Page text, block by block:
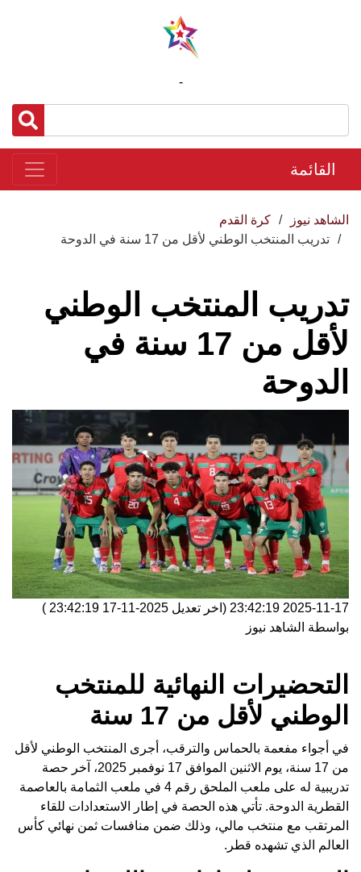
-
القائمة
الشاهد نيوز
كرة القدم
تدريب المنتخب الوطني لأقل من 17 سنة في الدوحة
تدريب المنتخب الوطني
لأقل من 17 سنة في
الدوحة
2025-11-17 23:42:19 (اخر تعديل 2025-11-17 23:42:19
)
بواسطة الشاهد نيوز
التحضيرات النهائية للمنتخب
الوطني لأقل من 17 سنة
في أجواء مفعمة بالحماس والترقب، أجرى المنتخب الوطني لأقل
من 17 سنة، يوم الاثنين الموافق 17 نوفمبر 2025، آخر حصة
تدريبية له على ملعب الملحق رقم 4 في ملعب الثمامة بالعاصمة
القطرية الدوحة. تأتي هذه الحصة في إطار الاستعدادات للقاء
المرتقب مع منتخب مالي، وذلك ضمن منافسات ثمن نهائي كأس
العالم الذي تشهده قطر.